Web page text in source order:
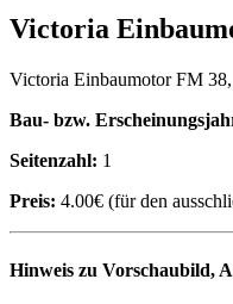
Victoria
Victoria Einbaumotor FM
Bau- bzw.
Seitenzahl: 1
Preis: 4.00€ (für den
Hinweis zu Vorschaubild,